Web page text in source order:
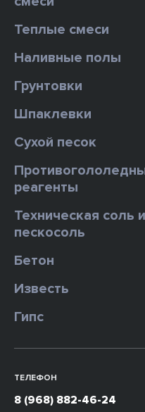
Теплые смеси
Наливные полы
Грунтовки
Шпаклевки
Сухой песок
реагенты
Техническая соль и
пескосоль
Бетон
Известь
Гипс
ТЕЛЕФОН
8 (968) 882-46-24